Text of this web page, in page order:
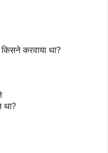
किसने करवाया था?
था?